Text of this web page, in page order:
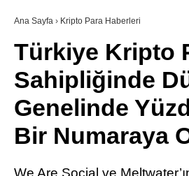
SÖZLÜK
Ana Sayfa › Kripto Para Haberleri
Türkiye Kripto
Sahipliğinde
Genelinde
Bir Numaraya
We Are Social ve